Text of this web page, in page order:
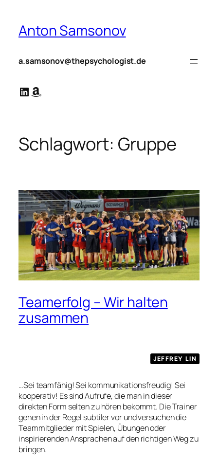
springen
Anton Samsonov
a.samsonov@thepsychologist.de
LinkedIn
Amazon
Schlagwort: Gruppe
Teamerfolg – Wir halten
zusammen
JEFFREY LIN
…Sei teamfähig! Sei kommunikationsfreudig! Sei
kooperativ! Es sind Aufrufe, die man in dieser
direkten Form selten zu hören bekommt. Die Trainer
gehen in der Regel subtiler vor und versuchen die
Teammitglieder mit Spielen, Übungen oder
inspirierenden Ansprachen auf den richtigen Weg zu
bringen.